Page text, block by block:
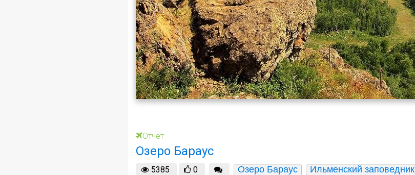
Отчет
Озеро Бараус
5385 0 Озеро Бараус Ильменский заповедник